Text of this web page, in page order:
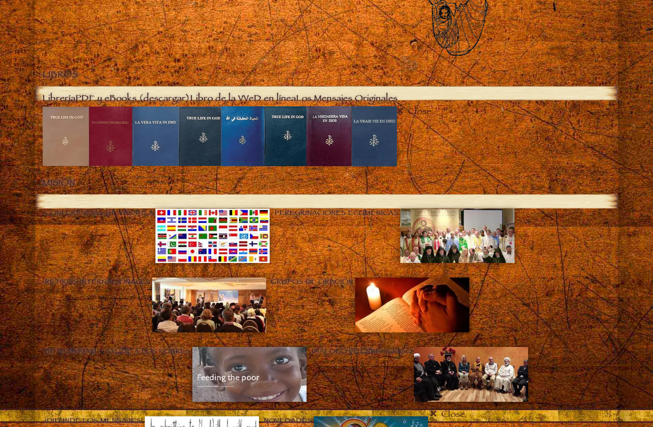
LIBROS
LibreríaPDF y eBooks (descargar)Libro de la VVeD en líneaLos Mensajes Originales
Close
MISIÓN
CONFERENCIAS DE VASSULA PEREGRINACIONES ECUMÉNICAS
RETIROS INTERNACIONALES GRUPOS DE ORACIÓN
BETH MYRIAM – AYUDE A LOS POBRES DIÁLOGO INTERRELIGIOSO
¡DIFUNDE LOS MENSAJES! NOVEDADES Close